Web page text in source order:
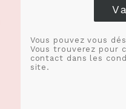
Vous pouvez vous
Vous trouverez pour
contact dans les
site.